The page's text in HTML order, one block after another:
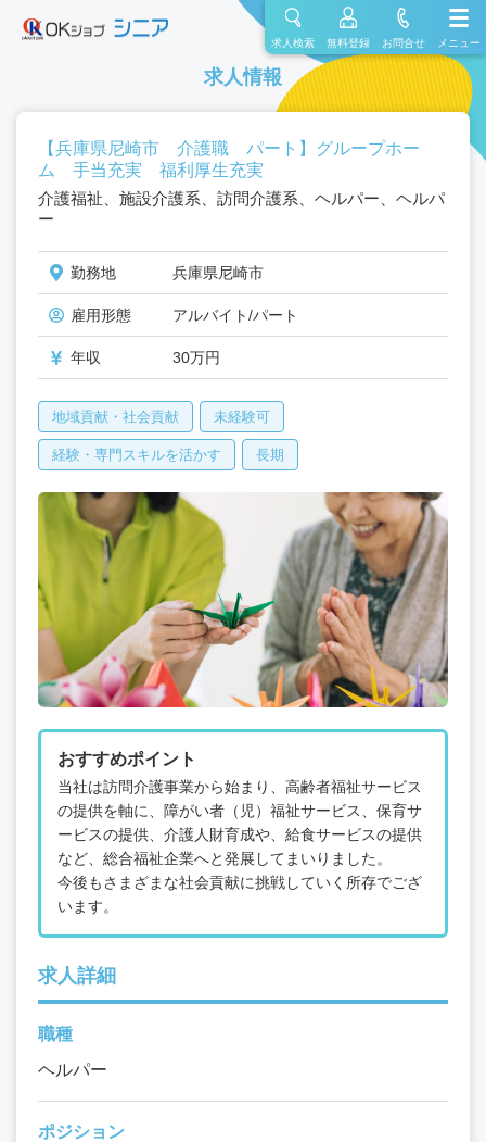
求人検索 無料登録 お問合せ メニュー
求人情報
【兵庫県尼崎市 介護職 パート】グループホー
ム 手当充実 福利厚生充実
介護福祉、施設介護系、訪問介護系、ヘルパー、ヘルパ
ー
勤務地 兵庫県尼崎市
雇用形態 アルバイト/パート
年収 30万円
地域貢献・社会貢献 未経験可
経験・専門スキルを活かす 長期
おすすめポイント
当社は訪問介護事業から始まり、高齢者福祉サービス
の提供を軸に、障がい者（児）福祉サービス、保育サ
ービスの提供、介護人財育成や、給食サービスの提供
など、総合福祉企業へと発展してまいりました。
今後もさまざまな社会貢献に挑戦していく所存でござ
います。
求人詳細
職種
ヘルパー
ポジション